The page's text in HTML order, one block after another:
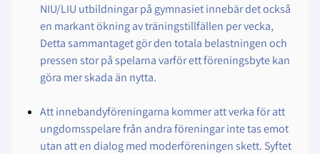
NIU/LIU utbildningar på gymnasiet innebär det också
en markant ökning av träningstillfällen per vecka,
Detta sammantaget gör den totala belastningen och
pressen stor på spelarna varför ett föreningsbyte kan
göra mer skada än nytta.
Att innebandyföreningarna kommer att verka för att
ungdomsspelare från andra föreningar inte tas emot
utan att en dialog med moderföreningen skett. Syftet